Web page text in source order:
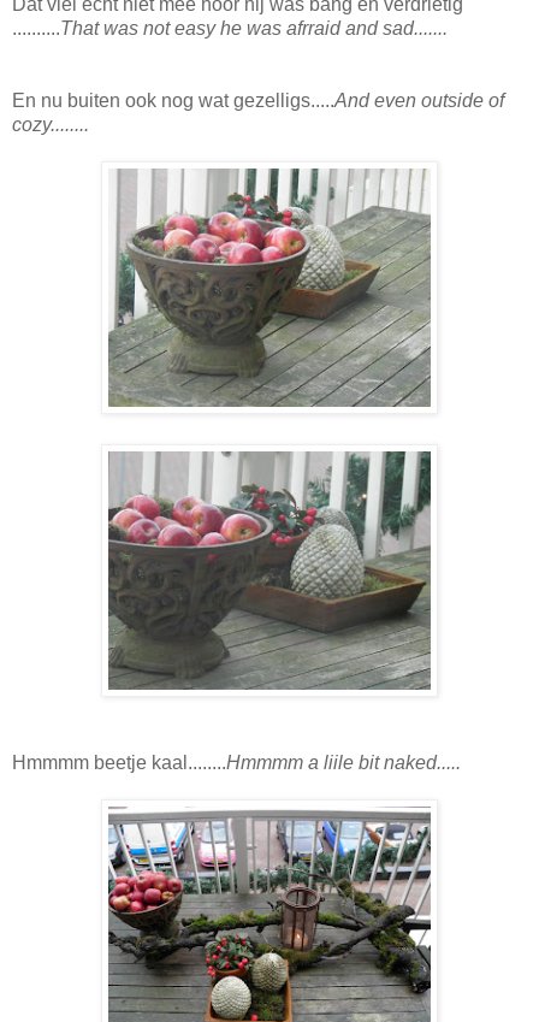
..........That was not easy he was afrraid and sad.......
En nu buiten ook nog wat gezelligs.....And even outside of
cozy........
Hmmmm beetje kaal........Hmmmm a liile bit naked.....